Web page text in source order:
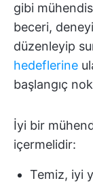
gibi
beceri,
düzenleyip
hedeflerine
başlangıç
İyi bir
içermelidir:
Temiz, iyi